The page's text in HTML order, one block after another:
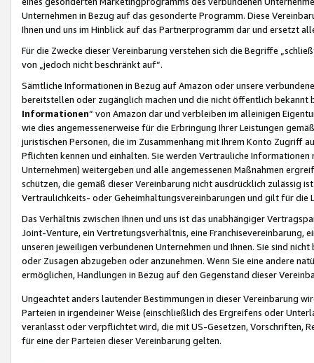
Unternehmen in Bezug auf das gesonderte Programm. Diese
Ihnen und uns im Hinblick auf das Partnerprogramm dar und ersetzt
Für die Zwecke dieser Vereinbarung verstehen sich die Begriffe
von „jedoch nicht beschränkt auf“.
Sämtliche Informationen in Bezug auf Amazon oder unsere
bereitstellen oder zugänglich machen und die nicht öffentlich
Informationen“ von Amazon dar und verbleiben im alleinigen
wie dies angemessenerweise für die Erbringung Ihrer Leistungen
juristischen Personen, die im Zusammenhang mit Ihrem Konto
Pflichten kennen und einhalten. Sie werden Vertrauliche
Unternehmen) weitergeben und alle angemessenen Maßnahmen
schützen, die gemäß dieser Vereinbarung nicht ausdrücklich zulässig
Vertraulichkeits- oder Geheimhaltungsvereinbarungen und gilt für die
Das Verhältnis zwischen Ihnen und uns ist das unabhängiger
Joint-Venture, ein Vertretungsverhältnis, eine Franchisevereinbarung,
unseren jeweiligen verbundenen Unternehmen und Ihnen. Sie sind
oder Zusagen abzugeben oder anzunehmen. Wenn Sie eine andere
ermöglichen, Handlungen in Bezug auf den Gegenstand dieser
Ungeachtet anders lautender Bestimmungen in dieser Vereinbarung
Parteien in irgendeiner Weise (einschließlich des Ergreifens oder
veranlasst oder verpflichtet wird, die mit US-Gesetzen, Vorschriften,
für eine der Parteien dieser Vereinbarung gelten.